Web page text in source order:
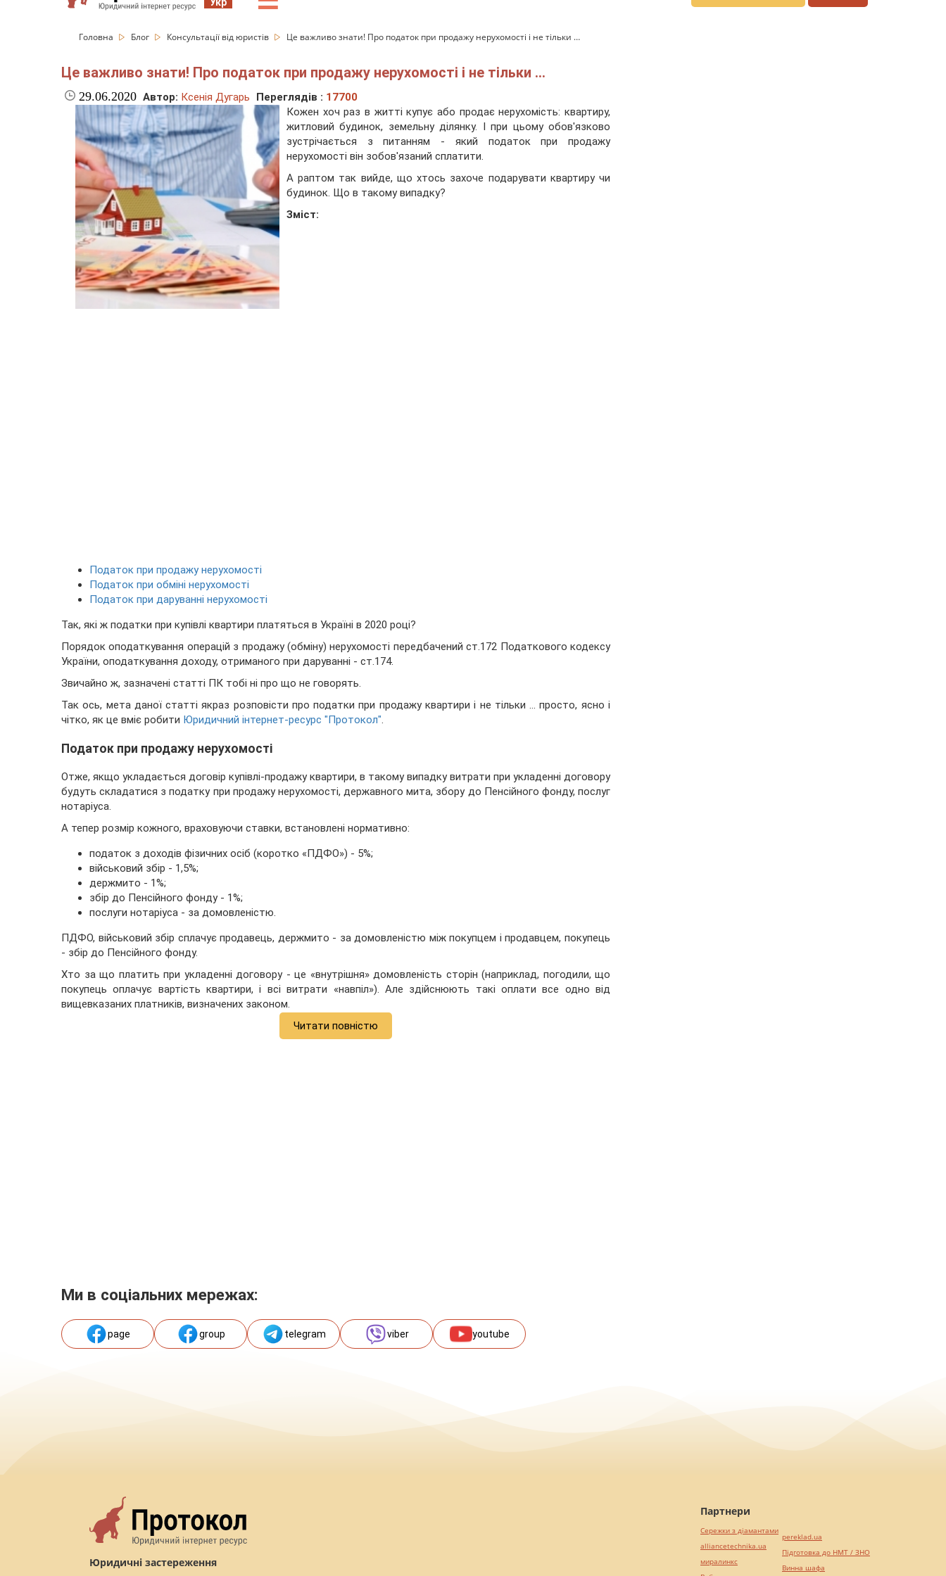
Головна Блог Консультації від юристів Це важливо знати! Про податок при продажу нерухомості і не тільки …
Це важливо знати! Про податок при продажу нерухомості і не тільки …
29.06.2020 Автор: Ксенія Дугарь Переглядів : 17700
Кожен хоч раз в житті купує або продає нерухомість: квартиру,
житловий будинок, земельну ділянку. І при цьому обов'язково
зустрічається з питанням - який податок при продажу
нерухомості він зобов'язаний сплатити.
А раптом так вийде, що хтось захоче подарувати квартиру чи
будинок. Що в такому випадку?
Зміст:
Податок при продажу нерухомості
Податок при обміні нерухомості
Податок при даруванні нерухомості
Так, які ж податки при купівлі квартири платяться в Україні в 2020 році?
Порядок оподаткування операцій з продажу (обміну) нерухомості передбачений ст.172 Податкового кодексу
України, оподаткування доходу, отриманого при даруванні - ст.174.
Звичайно ж, зазначені статті ПК тобі ні про що не говорять.
Так ось, мета даної статті якраз розповісти про податки при продажу квартири і не тільки ... просто, ясно і
чітко, як це вміє робити Юридичний інтернет-ресурс "Протокол".
Податок при продажу нерухомості
Отже, якщо укладається договір купівлі-продажу квартири, в такому випадку витрати при укладенні договору
будуть складатися з податку при продажу нерухомості, державного мита, збору до Пенсійного фонду, послуг
нотаріуса.
А тепер розмір кожного, враховуючи ставки, встановлені нормативно:
податок з доходів фізичних осіб (коротко «ПДФО») - 5%;
військовий збір - 1,5%;
держмито - 1%;
збір до Пенсійного фонду - 1%;
послуги нотаріуса - за домовленістю.
ПДФО, військовий збір сплачує продавець, держмито - за домовленістю між покупцем і продавцем, покупець
- збір до Пенсійного фонду.
Хто за що платить при укладенні договору - це «внутрішня» домовленість сторін (наприклад, погодили, що
покупець оплачує вартість квартири, і всі витрати «навпіл»). Але здійснюють такі оплати все одно від
вищевказаних платників, визначених законом.
Читати повністю
Ми в соціальних мережах:
page group telegram viber youtube
Юридичні застереження
Партнери
Сережки з діамантами
alliancetechnika.ua
миралинкс
pereklad.ua
Підготовка до НМТ / ЗНО
Винна шафа